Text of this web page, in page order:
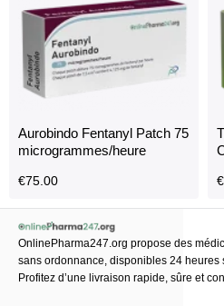
Aurobindo Fentanyl Patch 75
microgrammes/heure
€75.00 €
OnlinePharma247.org propose des
sans ordonnance, disponibles 24 heures
Profitez d’une livraison rapide, sûre et